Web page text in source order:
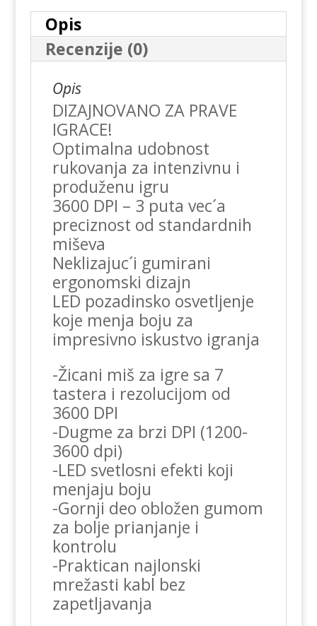
RGB-
01
količina
Opis
Recenzije (0)
Opis
DIZAJNOVANO ZA PRAVE
IGRACE!
Optimalna udobnost
rukovanja za intenzivnu i
produženu igru
3600 DPI – 3 puta vec´a
preciznost od standardnih
miševa
Neklizajuc´i gumirani
ergonomski dizajn
LED pozadinsko osvetljenje
koje menja boju za
impresivno iskustvo igranja
-Žicani miš za igre sa 7
tastera i rezolucijom od
3600 DPI
-Dugme za brzi DPI (1200-
3600 dpi)
-LED svetlosni efekti koji
menjaju boju
-Gornji deo obložen gumom
za bolje prianjanje i
kontrolu
-Praktican najlonski
mrežasti kabl bez
zapetljavanja